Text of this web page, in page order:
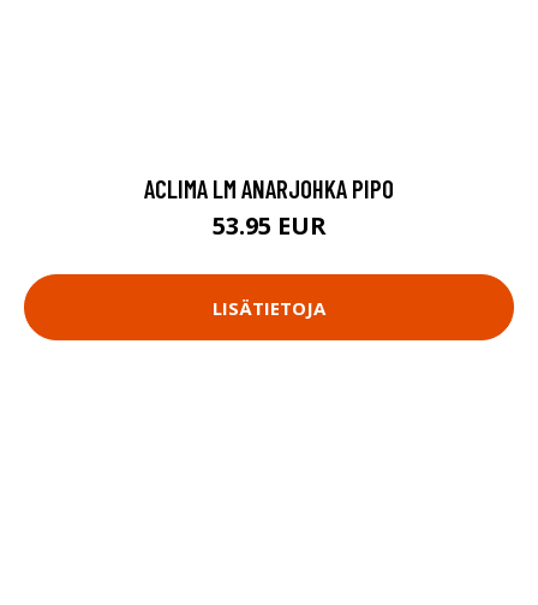
ACLIMA LM ANARJOHKA PIPO
53.95 EUR
LISÄTIETOJA